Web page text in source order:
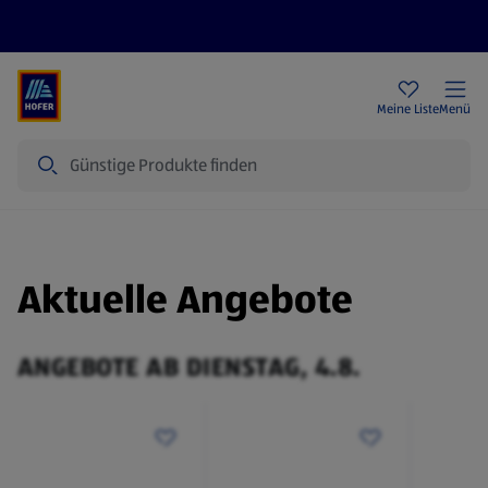
Meine ListeMenü
Aktuelle Angebote
ANGEBOTE AB DIENSTAG, 4.8.